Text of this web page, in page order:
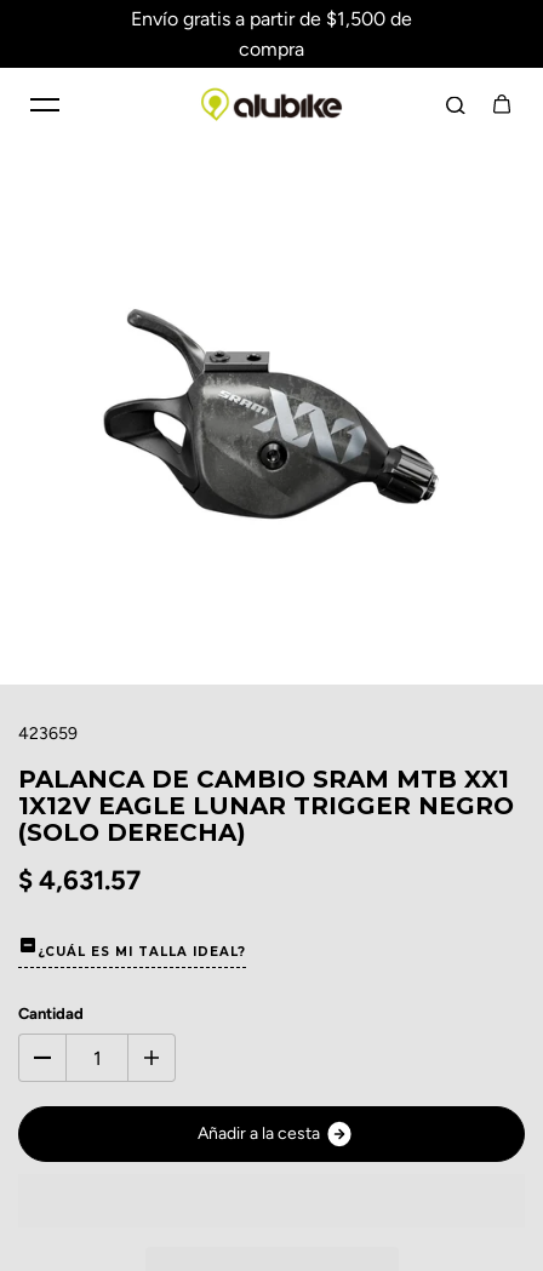
Saltar al contenidoEnvío gratis a partir de $1,500 de
compra
423659
PALANCA DE CAMBIO SRAM MTB XX1
1X12V EAGLE LUNAR TRIGGER NEGRO
(SOLO DERECHA)
$ 4,631.57
¿CUÁL ES MI TALLA IDEAL?
Cantidad
Añadir a la cesta